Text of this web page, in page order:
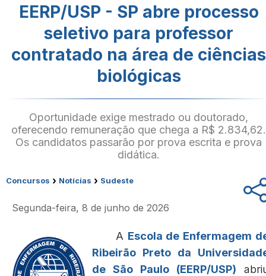
EERP/USP - SP abre processo
seletivo para professor
contratado na área de ciências
biológicas
Oportunidade exige mestrado ou doutorado,
oferecendo remuneração que chega a R$ 2.834,62.
Os candidatos passarão por prova escrita e prova
didática.
Concursos › Notícias › Sudeste
Segunda-feira, 8 de junho de 2026
A Escola de Enfermagem
Ribeirão Preto da
de São Paulo (EERP/USP)